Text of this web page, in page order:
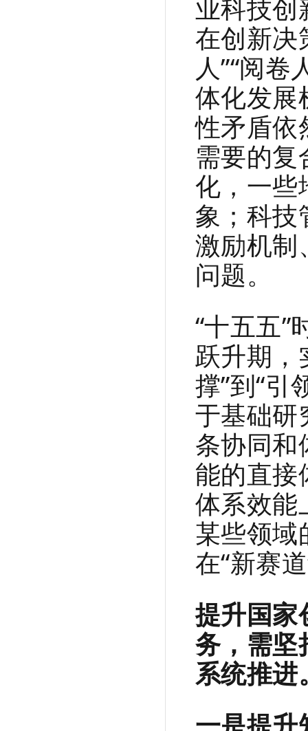
业科技
在创新决
人”“阅
体化发展
性矛盾依
需要的
化，一些
象；科
激励机制
问题。
“十五五
跃升期，
撑”到“引
于基础研
条协同
能的直
体系效能
某些领域
在“新赛
提升国家
务，需坚
系统推进